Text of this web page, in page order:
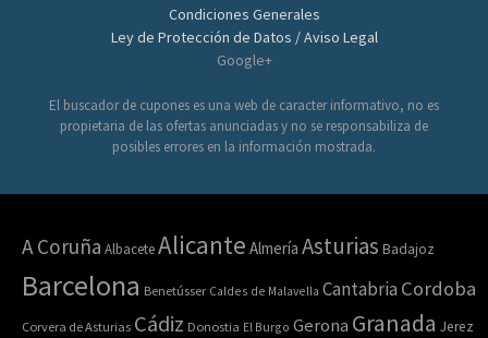
Condiciones Generales
Ley de Protección de Datos / Aviso Legal
Google+
El buscador de cupones es una web de caracter informativo, no es
propietaria de las ofertas anunciadas y no se responsabiliza de
posibles errores en la información mostrada.
A Coruña AlbaceteAlicante Almería Asturias Badajoz
Barcelona Benetússer Caldes de Malavella Cantabria Cordoba
Corvera de Asturias Cádiz Donostia El Burgo Gerona Granada Jerez